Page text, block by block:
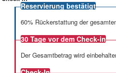
Reservierung bestätigt
60% Rückerstattung der
30 Tage vor dem Check-in
Der Gesamtbetrag wird